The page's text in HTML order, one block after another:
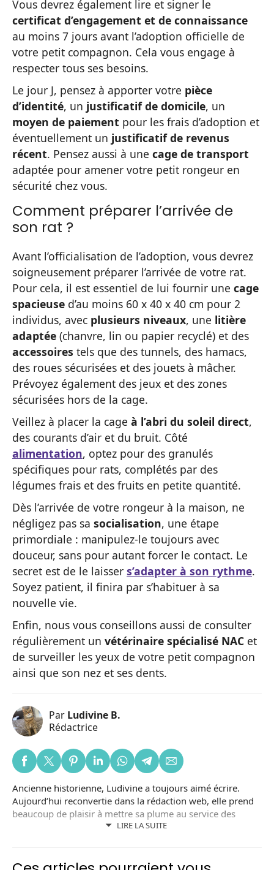
Vous devrez également lire et signer le
certificat d’engagement et de connaissance
au moins 7 jours avant l’adoption officielle de
votre petit compagnon. Cela vous engage à
respecter tous ses besoins.
Le jour J, pensez à apporter votre pièce
d’identité, un justificatif de domicile, un
moyen de paiement pour les frais d’adoption et
éventuellement un justificatif de revenus
récent. Pensez aussi à une cage de transport
adaptée pour amener votre petit rongeur en
sécurité chez vous.
Comment préparer l’arrivée de
son rat ?
Avant l’officialisation de l’adoption, vous devrez
soigneusement préparer l’arrivée de votre rat.
Pour cela, il est essentiel de lui fournir une cage
spacieuse d’au moins 60 x 40 x 40 cm pour 2
individus, avec plusieurs niveaux, une litière
adaptée (chanvre, lin ou papier recyclé) et des
accessoires tels que des tunnels, des hamacs,
des roues sécurisées et des jouets à mâcher.
Prévoyez également des jeux et des zones
sécurisées hors de la cage.
Veillez à placer la cage à l’abri du soleil direct,
des courants d’air et du bruit. Côté
alimentation, optez pour des granulés
spécifiques pour rats, complétés par des
légumes frais et des fruits en petite quantité.
Dès l’arrivée de votre rongeur à la maison, ne
négligez pas sa socialisation, une étape
primordiale : manipulez-le toujours avec
douceur, sans pour autant forcer le contact. Le
secret est de le laisser s’adapter à son rythme.
Soyez patient, il finira par s’habituer à sa
nouvelle vie.
Enfin, nous vous conseillons aussi de consulter
régulièrement un vétérinaire spécialisé NAC et
de surveiller les yeux de votre petit compagnon
ainsi que son nez et ses dents.
Par Ludivine B.
Rédactrice
LIRE LA SUITE
Ancienne historienne, Ludivine a toujours aimé écrire.
Aujourd’hui reconvertie dans la rédaction web, elle prend
beaucoup de plaisir à mettre sa plume au service des
animaux, une autre de ses passions.